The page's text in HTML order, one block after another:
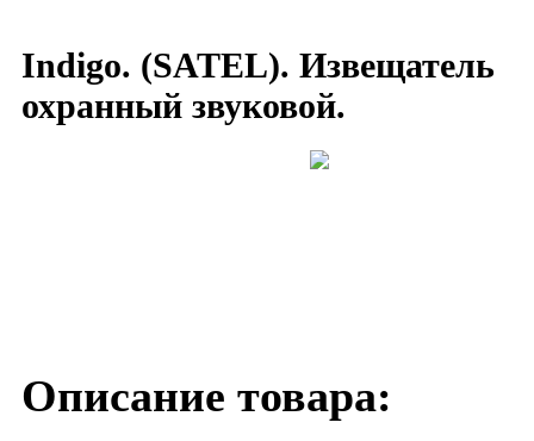
Indigo. (SATEL). Извещатель
охранный звуковой.
Описание товара: